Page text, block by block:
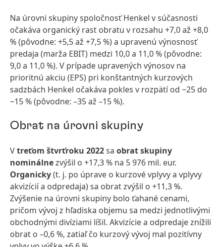
Na úrovni skupiny spoločnosť Henkel v súčasnosti
očakáva organický rast obratu v rozsahu +7,0 až +8,0
%(pôvodne: +5,5 až +7,5 %) a upravenú výnosnosť
predaja (marža EBIT) medzi 10,0 a 11,0 %(pôvodne:
9,0 a 11,0 %). V prípade upravených výnosov na
prioritnú akciu (EPS) pri konštantných kurzových
sadzbách Henkel očakáva pokles v rozpätí od −25 do
−15 %(pôvodne: –35 až –15 %).
Obrat na úrovni skupiny
Vtreťom štvrťroku 2022sa obrat skupiny
nominálnezvýšil o +17,3 % na 5 976 mil. eur.
Organicky(t. j. po úprave o kurzové vplyvy a vplyvy
akvizícií a odpredaja) sa obrat zvýšil o +11,3 %.
Zvýšenie na úrovni skupiny bolo ťahané cenami,
pričom vývoj z hľadiska objemu sa medzi jednotlivými
obchodnými divíziami líšil. Akvizície a odpredaje znížili
obrat o –0,6 %, zatiaľ čo kurzový vývoj mal pozitívny